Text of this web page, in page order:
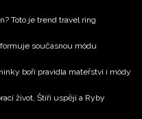
Toto je trend travel ring
současnou módu
boří pravidla mateřství i módy
život, Štíři uspějí a Ryby